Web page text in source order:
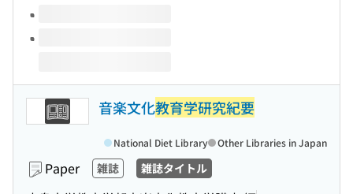
音楽文化教育学研究紀要
Paper 雑誌 雑誌タイトル
National Diet Library Other Libraries in Japan